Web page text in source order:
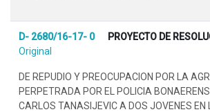
D- 2680/16-17- 0 PROYECTO DE
Original
DE REPUDIO Y PREOCUPACION POR LA
PERPETRADA POR EL POLICIA
CARLOS TANASIJEVIC A DOS JOVENES EN